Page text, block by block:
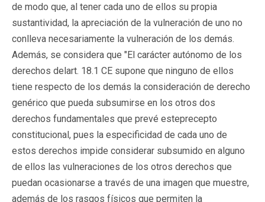
de modo que, al tener cada uno de ellos su propia
sustantividad, la apreciación de la vulneración de uno no
conlleva necesariamente la vulneración de los demás.
Además, se considera que "El carácter autónomo de los
derechos delart. 18.1 CE supone que ninguno de ellos
tiene respecto de los demás la consideración de derecho
genérico que pueda subsumirse en los otros dos
derechos fundamentales que prevé esteprecepto
constitucional, pues la especificidad de cada uno de
estos derechos impide considerar subsumido en alguno
de ellos las vulneraciones de los otros derechos que
puedan ocasionarse a través de una imagen que muestre,
además de los rasgos físicos que permiten la